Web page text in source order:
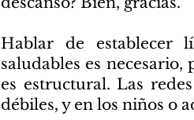
Hablar de establecer
saludables es
es estructural. Las
débiles, y en los niños o